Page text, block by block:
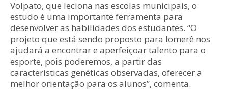
Volpato, que leciona nas escolas municipais, o
estudo é uma importante ferramenta para
desenvolver as habilidades dos estudantes. “O
projeto que está sendo proposto para Iomerê nos
ajudará a encontrar e aperfeiçoar talento para o
esporte, pois poderemos, a partir das
características genéticas observadas, oferecer a
melhor orientação para os alunos”, comenta.